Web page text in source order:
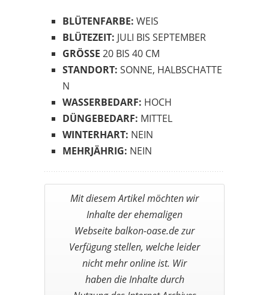
BLÜTENFARBE: WEIS
BLÜTEZEIT: JULI BIS SEPTEMBER
GRÖSSE 20 BIS 40 CM
STANDORT: SONNE, HALBSCHATTE
N
WASSERBEDARF: HOCH
DÜNGEBEDARF: MITTEL
WINTERHART: NEIN
MEHRJÄHRIG: NEIN